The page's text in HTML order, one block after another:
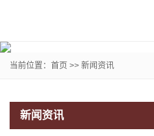
当前位置： 首页 >> 新闻资讯
新闻资讯